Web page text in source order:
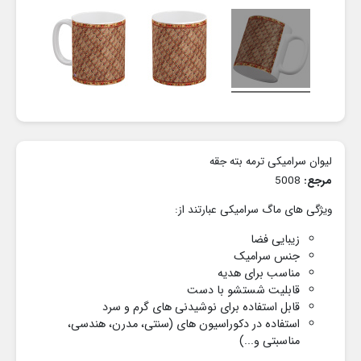
لیوان سرامیکی ترمه بته جقه
مرجع:
ویژگی های ماگ سرامیکی عبارتند از:
زیبایی فضا
جنس سرامیک
مناسب برای هدیه
قابلیت شستشو با دست
قابل استفاده برای نوشیدنی های گرم و سرد
استفاده در دکوراسیون های (سنتی، مدرن، هندسی،
مناسبتی و...)